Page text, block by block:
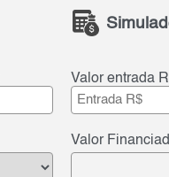
Valor entrada
Valor